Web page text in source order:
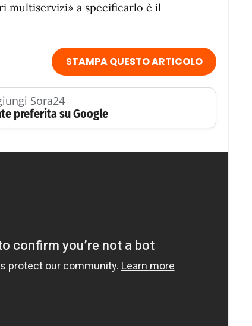
multiservizi» a specificarlo è il
STAMPA QUESTO ARTICOLO
Sora24
preferita su Google